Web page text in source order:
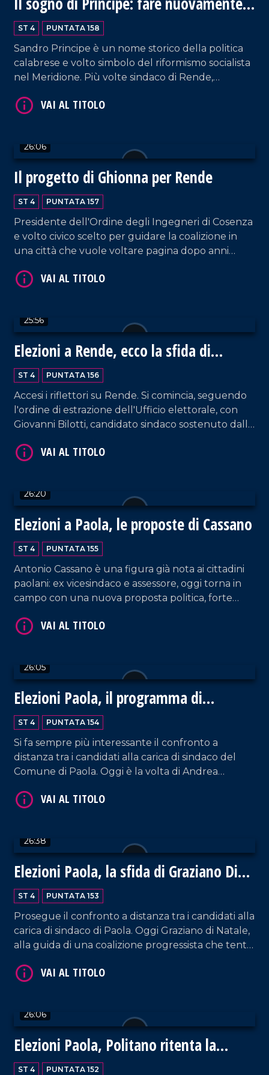
grande Rende
ST 4 PUNTATA 158
Sandro Principe è un nome storico della politica
calabrese e volto simbolo del riformismo socialista
nel Meridione. Più volte sindaco di Rende,
alla guida della città con l'ambizione di riannodare
26:06
Il progetto di Ghionna per Rende
ST 4 PUNTATA 157
Presidente dell'Ordine degli Ingegneri di Cosenza
e volto civico scelto per guidare la coalizione in
una città che vuole voltare pagina dopo anni
scopriamo le sue idee ed il suo progetto per
25:56
Elezioni a Rende, ecco la sfida di
Giovanni Bilotti
ST 4 PUNTATA 156
Accesi i riflettori su Rende. Si comincia, seguendo
l'ordine di estrazione dell'Ufficio elettorale, con
Giovanni Bilotti, candidato sindaco sostenuto dalla
e diverse liste civiche, espressione di una proposta
26:20
Elezioni a Paola, le proposte di Cassano
ST 4 PUNTATA 155
Antonio Cassano è una figura già nota ai cittadini
paolani: ex vicesindaco e assessore, oggi torna in
campo con una nuova proposta politica, forte
di responsabilità. La sua è una candidatura che
concretezza.
26:05
Elezioni Paola, il programma di
Signorelli
ST 4 PUNTATA 154
Si fa sempre più interessante il confronto a
distanza tra i candidati alla carica di sindaco del
Comune di Paola. Oggi è la volta di Andrea
politica di servizio per conquistare il principale
26:38
Elezioni Paola, la sfida di Graziano Di
Natale
ST 4 PUNTATA 153
Prosegue il confronto a distanza tra i candidati alla
carica di sindaco di Paola. Oggi Graziano di Natale,
alla guida di una coalizione progressista che tenta
elettorale offre nuove prospettive al territorio che
26:06
Elezioni Paola, Politano ritenta la
scalata
ST 4 PUNTATA 152
VAI AL TITOLO
VAI AL TITOLO
VAI AL TITOLO
VAI AL TITOLO
VAI AL TITOLO